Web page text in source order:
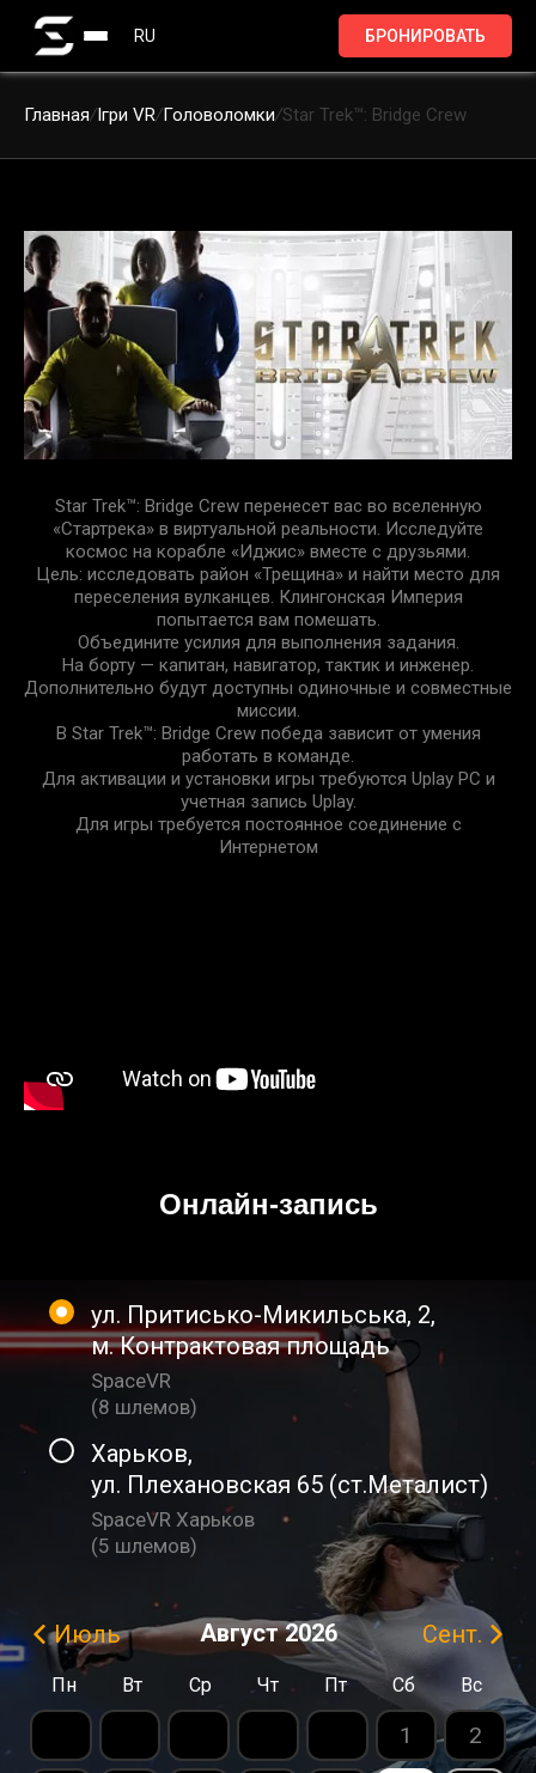
RU БРОНИРОВАТЬ
Главная/Ігри VR/Головоломки/Star Trek™: Bridge Crew
Star Trek™: Bridge Crew перенесет вас во вселенную
«Стартрека» в виртуальной реальности. Исследуйте
космос на корабле «Иджис» вместе с друзьями.
Цель: исследовать район «Трещина» и найти место для
переселения вулканцев. Клингонская Империя
попытается вам помешать.
Объедините усилия для выполнения задания.
На борту — капитан, навигатор, тактик и инженер.
Дополнительно будут доступны одиночные и совместные
миссии.
В Star Trek™: Bridge Crew победа зависит от умения
работать в команде.
Для активации и установки игры требуются Uplay PC и
учетная запись Uplay.
Для игры требуется постоянное соединение с
Интернетом
Онлайн-запись
ул. Притисько-Микильська, 2,
м. Контрактовая площадь
SpaceVR
(8 шлемов)
Харьков,
ул. Плехановская 65 (ст.Металист)
SpaceVR Харьков
(5 шлемов)
Июль Август 2026 Сент.
Пн Вт Ср Чт Пт Сб Вс
1 2